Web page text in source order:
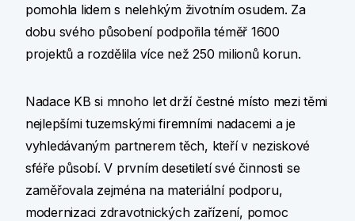
pomohla lidem s nelehkým životním osudem. Za
dobu svého působení podpořila téměř 1600
projektů a rozdělila více než 250 milionů korun.
Nadace KB si mnoho let drží čestné místo mezi těmi
nejlepšími tuzemskými firemními nadacemi a je
vyhledávaným partnerem těch, kteří v neziskové
sféře působí. V prvním desetiletí své činnosti se
zaměřovala zejména na materiální podporu,
modernizaci zdravotnických zařízení, pomoc